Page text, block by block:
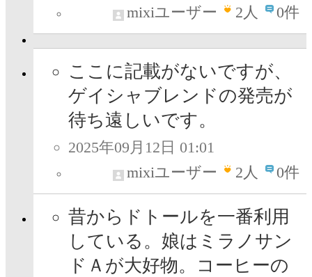
mixiユーザー
2人 0件
ここに記載がないですが、
ゲイシャブレンドの発売が
待ち遠しいです。
2025年09月12日 01:01
mixiユーザー
2人 0件
昔からドトールを一番利用
している。娘はミラノサン
ドＡが大好物。コーヒーの